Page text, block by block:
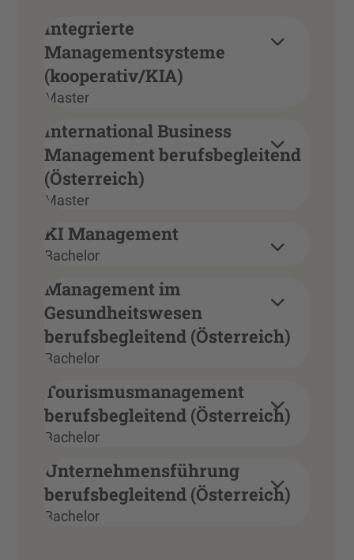
Integrierte
Managementsysteme
(kooperativ/KIA)
Master
International Business
Management berufsbegleitend
(Österreich)
Master
KI Management
Bachelor
Management im
Gesundheitswesen
berufsbegleitend (Österreich)
Bachelor
Tourismusmanagement
berufsbegleitend (Österreich)
Bachelor
Unternehmensführung
berufsbegleitend (Österreich)
Bachelor